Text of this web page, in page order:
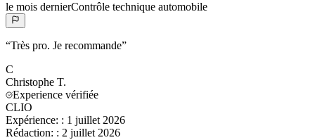
le mois dernierContrôle technique automobile
“Très pro. Je recommande”
C
Christophe T.
Experience vérifiée
CLIO
Expérience: : 1 juillet 2026
Rédaction: : 2 juillet 2026